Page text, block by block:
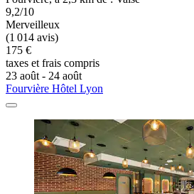
9,2/10
Merveilleux
(1 014 avis)
175 €
taxes et frais compris
23 août - 24 août
Fourvière Hôtel Lyon